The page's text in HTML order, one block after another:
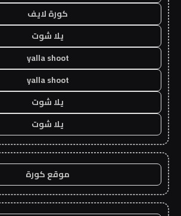
كورة لايف
يلا شوت
yalla shoot
yalla shoot
يلا شوت
يلا شوت
موقع كورة